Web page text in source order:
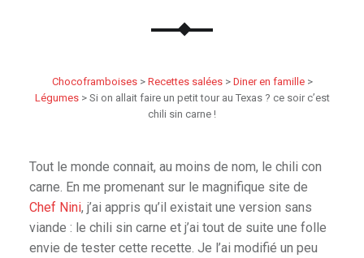
Chocoframboises> Recettes salées> Diner en famille>
Légumes> Si on allait faire un petit tour au Texas ? ce soir c’est
chili sin carne !
Tout le monde connait, au moins de nom, le chili con
carne. En me promenant sur le magnifique site de
Chef Nini, j’ai appris qu’il existait une version sans
viande : le chili sin carne et j’ai tout de suite une folle
envie de tester cette recette. Je l’ai modifié un peu